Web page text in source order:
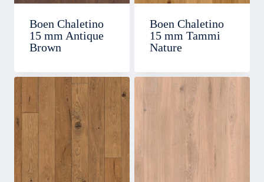
Boen Chaletino
15 mm Antique
Brown
Boen Chaletino
15 mm Tammi
Nature